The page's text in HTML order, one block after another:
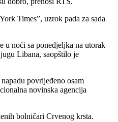
Times”, uzrok pada za sada
u noći sa ponedjeljka na utorak
Libana, saopštilo je
povrijeđeno osam
novinska agencija
bolničari Crvenog krsta.